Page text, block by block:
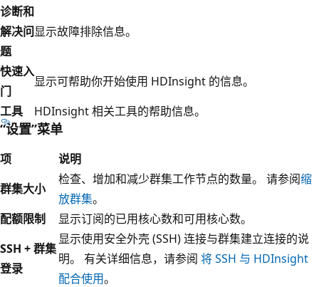
诊断和
解决问
题
显示故障排除信息。
快速入
门
显示可帮助你开始使用 HDInsight 的信息。
工具
HDInsight 相关工具的帮助信息。
“设置”菜单
项
说明
群集大小
检查、增加和减少群集工作节点的数量。 请参阅缩
放群集。
配额限制
显示订阅的已用核心数和可用核心数。
SSH + 群集
登录
显示使用安全外壳 (SSH) 连接与群集建立连接的说
明。 有关详细信息，请参阅 将 SSH 与 HDInsight
配合使用。